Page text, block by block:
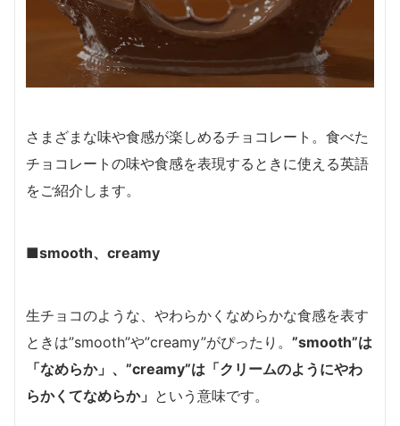
さまざまな味や食感が楽しめるチョコレート。食べた
チョコレートの味や食感を表現するときに使える英語
をご紹介します。
■smooth、creamy
生チョコのような、やわらかくなめらかな食感を表す
ときは”smooth”や”creamy”がぴったり。 ”smooth”は
「なめらか」、”creamy”は「クリームのようにやわ
らかくてなめらか」 という意味です。